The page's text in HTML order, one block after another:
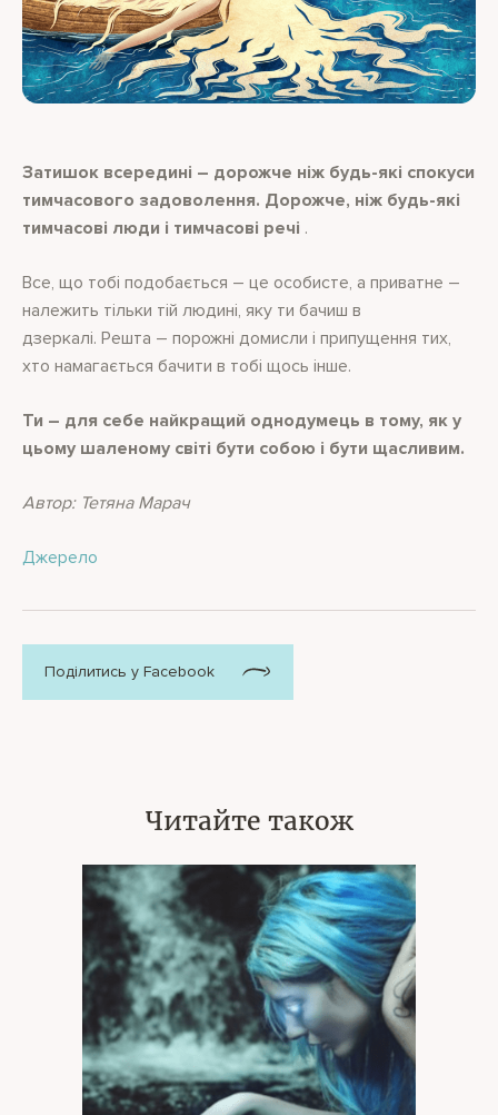
Затишок всередині – дорожче ніж будь-які спокуси
тимчасового задоволення. Дорожче, ніж будь-які
тимчасові люди і тимчасові речі .
Все, що тобі подобається – це особисте, а приватне –
належить тільки тій людині, яку ти бачиш в
дзеркалі. Решта – порожні домисли і припущення тих,
хто намагається бачити в тобі щось інше.
Ти – для себе найкращий однодумець в тому, як у
цьому шаленому світі бути собою і бути щасливим.
Автор: Тетяна Марач
Джерело
Поділитись у Facebook
Читайте також